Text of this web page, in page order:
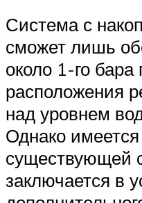
Система с
сможет лишь
около 1-го
расположения
над уровнем
Однако
существующей
заключается в